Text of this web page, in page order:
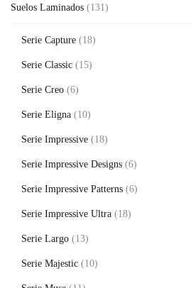
Suelos Laminados (131)
Serie Capture (18)
Serie Classic (15)
Serie Creo (6)
Serie Eligna (10)
Serie Impressive (18)
Serie Impressive Designs (6)
Serie Impressive Patterns (6)
Serie Impressive Ultra (18)
Serie Largo (13)
Serie Majestic (10)